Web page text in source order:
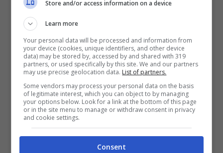
da dottori maschi; di studiare in scuole,
università o altre istituzioni educative.
Hanno invece l’obbligodi indossare un
lungo velo che le copre da capo a piedi,
pena frustate, botte e violenza verbale e
l’obbligo di avere le caviglie aperte. La
legge afghana prevede la lapidazione
pubblica per le donne accusate di avere
relazioni sessuali al di fuori del matrimonio;
Store and/or access information on a device
Learn more
Your personal data will be processed and information from
your device (cookies, unique identifiers, and other device
data) may be stored by, accessed by and shared with 319
partners, or used specifically by this site. We and our partners
may use precise geolocation data. List of partners.
Some vendors may process your personal data on the basis
of legitimate interest, which you can object to by managing
your options below. Look for a link at the bottom of this page
or in the site menu to manage or withdraw consent in privacy
and cookie settings.
Consent